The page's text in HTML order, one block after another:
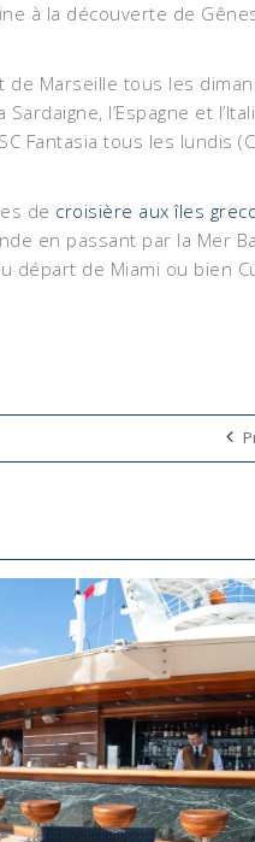
à la découverte de
de Marseille tous les
l’Espagne et
Fantasia tous les lundis
de croisière aux îles
en passant par la Mer
départ de Miami ou bien